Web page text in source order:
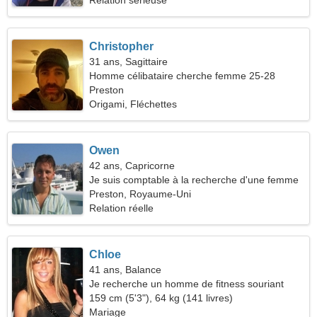
Christopher
31 ans, Sagittaire
Homme célibataire cherche femme 25-28
Preston
Origami, Fléchettes
Owen
42 ans, Capricorne
Je suis comptable à la recherche d'une femme
timide
Preston, Royaume-Uni
Relation réelle
Chloe
41 ans, Balance
Je recherche un homme de fitness souriant
159 cm (5'3"), 64 kg (141 livres)
Mariage